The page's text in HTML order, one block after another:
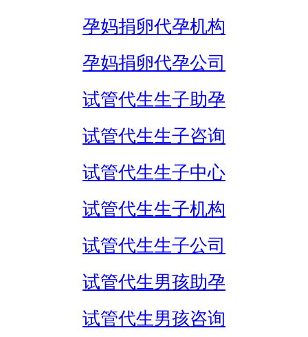
孕妈捐卵代孕机构
孕妈捐卵代孕公司
试管代生生子助孕
试管代生生子咨询
试管代生生子中心
试管代生生子机构
试管代生生子公司
试管代生男孩助孕
试管代生男孩咨询